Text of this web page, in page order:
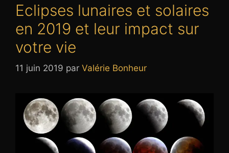
Eclipses lunaires et solaires
en 2019 et leur impact sur
votre vie
11 juin 2019 par Valérie Bonheur